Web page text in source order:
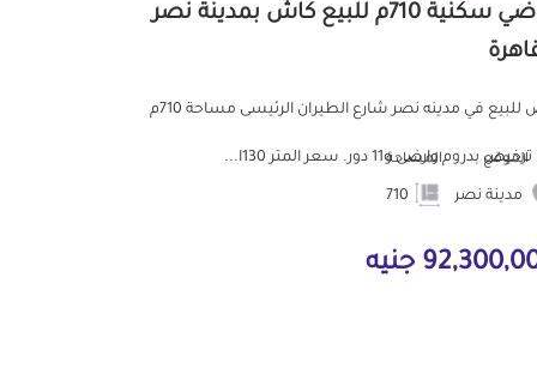
أراضي سكنية 710م للبيع كاش بمدينة نصر
ارض للبيع في مدينه نصر شارع الطيران الرئيسى مساحة 710م
بدروم وارضى و11 دور. سعر المتر 130ا...
الموقع
مدينة نصر
المساحة
جنيه